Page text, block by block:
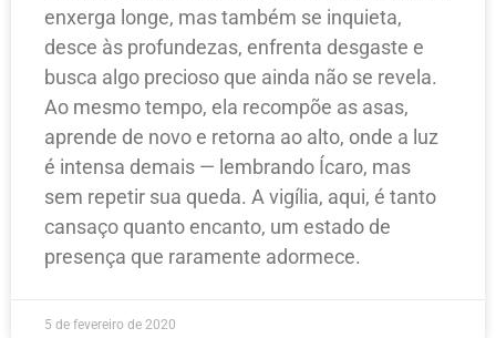
enxerga longe, mas também se inquieta,
desce às profundezas, enfrenta desgaste e
busca algo precioso que ainda não se revela.
Ao mesmo tempo, ela recompõe as asas,
aprende de novo e retorna ao alto, onde a luz
é intensa demais — lembrando Ícaro, mas
sem repetir sua queda. A vigília, aqui, é tanto
cansaço quanto encanto, um estado de
presença que raramente adormece.
5 de fevereiro de 2020